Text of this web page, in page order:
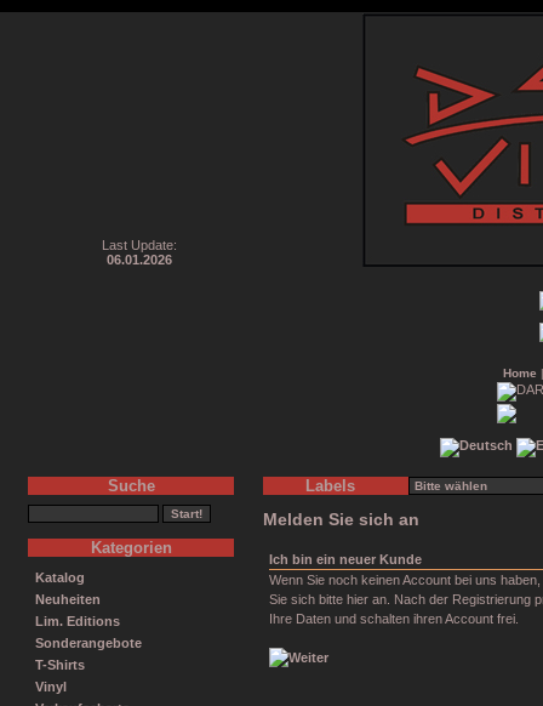
Last Update:
06.01.2026
Home
Suche
Kategorien
Katalog
Neuheiten
Lim. Editions
Sonderangebote
T-Shirts
Vinyl
Labels
Melden Sie sich an
Ich bin ein neuer Kunde
Wenn Sie noch keinen Account bei uns haben,
Sie sich bitte hier an. Nach der Registrierung
Ihre Daten und schalten ihren Account frei.